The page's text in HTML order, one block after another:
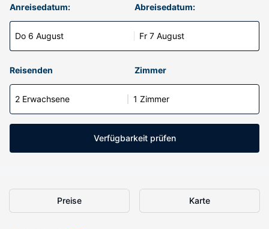
Anreisedatum:
Do 6 August
Abreisedatum:
Fr 7 August
Reisenden Zimmer
2 Erwachsene 1 Zimmer
Verfügbarkeit prüfen
Preise Karte